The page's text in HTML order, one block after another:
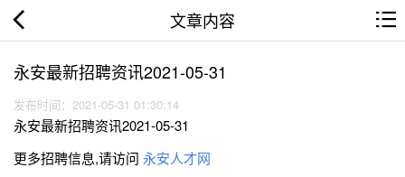
文章内容
永安最新招聘资讯2021-05-31
发布时间：2021-05-31 01:30:14
永安最新招聘资讯2021-05-31
更多招聘信息,请访问 永安人才网